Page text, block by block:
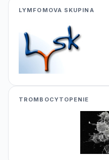
LYMFOMOVA SKUPINA
TROMBOCYTOPENIE